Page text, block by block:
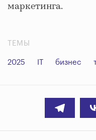
маркетинга.
ТЕМЫ
2025 бизнес